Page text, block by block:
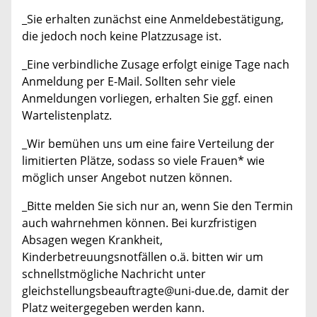
_Sie erhalten zunächst eine Anmeldebestätigung,
die jedoch noch keine Platzzusage ist.
_Eine verbindliche Zusage erfolgt einige Tage nach
Anmeldung per E-Mail. Sollten sehr viele
Anmeldungen vorliegen, erhalten Sie ggf. einen
Wartelistenplatz.
_Wir bemühen uns um eine faire Verteilung der
limitierten Plätze, sodass so viele Frauen* wie
möglich unser Angebot nutzen können.
_Bitte melden Sie sich nur an, wenn Sie den Termin
auch wahrnehmen können. Bei kurzfristigen
Absagen wegen Krankheit,
Kinderbetreuungsnotfällen o.ä. bitten wir um
schnellstmögliche Nachricht unter
gleichstellungsbeauftragte@uni-due.de, damit der
Platz weitergegeben werden kann.